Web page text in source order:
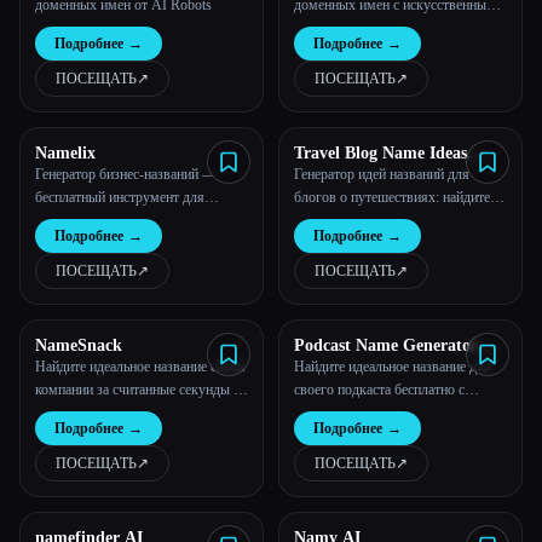
Все категории
О нас
Esc
доменных имен от AI Robots
Подробнее →
ПОСЕЩАТЬ↗︎
доменных имен с искусственным
интеллектом
Подробнее →
ПОСЕЩАТЬ↗︎
Namelix
Генератор бизнес-названий —
бесплатный инструмент для
наименования на базе
искусственного интеллекта —
Namelix
Подробнее →
ПОСЕЩАТЬ↗︎
Travel Blog Name Ideas
Generator
Генератор идей названий для
блогов о путешествиях: найдите
идеальное название для блога о
путешествиях!
Подробнее →
ПОСЕЩАТЬ↗︎
NameSnack
Найдите идеальное название своей
компании за считанные секунды с
помощью нашего мощного
генератора имен на основе
искусственного интеллекта.
Подробнее →
ПОСЕЩАТЬ↗︎
Podcast Name Generator by
Podcast Rocket
Найдите идеальное название для
своего подкаста бесплатно с
помощью искусственного
интеллекта.
Подробнее →
ПОСЕЩАТЬ↗︎
namefinder AI Namy AI